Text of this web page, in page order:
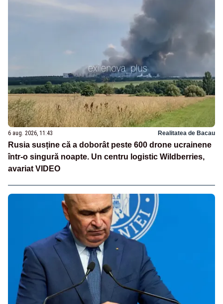
6 aug. 2026, 11:43 Realitatea de Bacau
Rusia susține că a doborât peste 600 drone ucrainene
într-o singură noapte. Un centru logistic Wildberries,
avariat VIDEO